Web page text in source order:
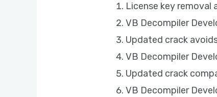
License key
VB Decompiler
Updated crack
VB Decompiler
Updated crack
VB Decompiler